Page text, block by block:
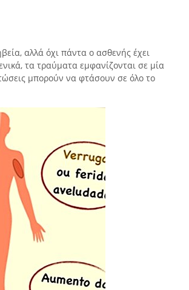
αλλά όχι πάντα ο ασθενής έχει
τα τραύματα εμφανίζονται σε μία
μπορούν να φτάσουν σε όλο το